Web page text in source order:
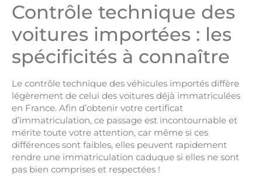
Contrôle technique des
voitures importées : les
spécificités à connaître
Le contrôle technique des véhicules importés diffère
légèrement de celui des voitures déjà immatriculées
en France. Afin d’obtenir votre certificat
d’immatriculation, ce passage est incontournable et
mérite toute votre attention, car même si ces
différences sont faibles, elles peuvent rapidement
rendre une immatriculation caduque si elles ne sont
pas bien comprises et respectées !